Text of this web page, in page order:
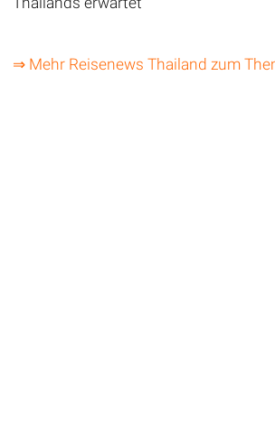
⇒ Mehr Reisenews Thailand zum